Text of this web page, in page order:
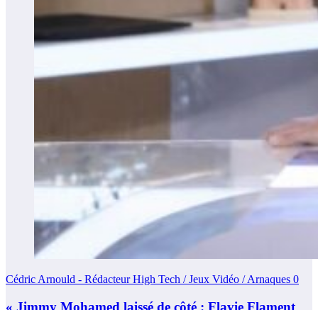
Cédric Arnould - Rédacteur High Tech / Jeux Vidéo / Arnaques 0
« Jimmy Mohamed laissé de côté : Flavie Flament